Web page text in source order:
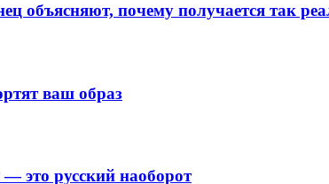
объясняют, почему получается так
ваш образ
— это русский наоборот